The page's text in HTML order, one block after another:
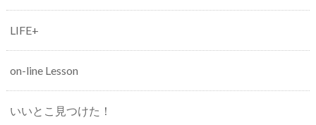
LIFE+
on-line Lesson
いいとこ見つけた！